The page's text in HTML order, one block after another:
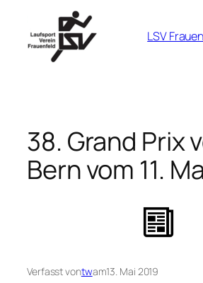
springen
LSV
38. Grand Prix
Bern vom 11.
Verfasst vontwam13. Mai 2019